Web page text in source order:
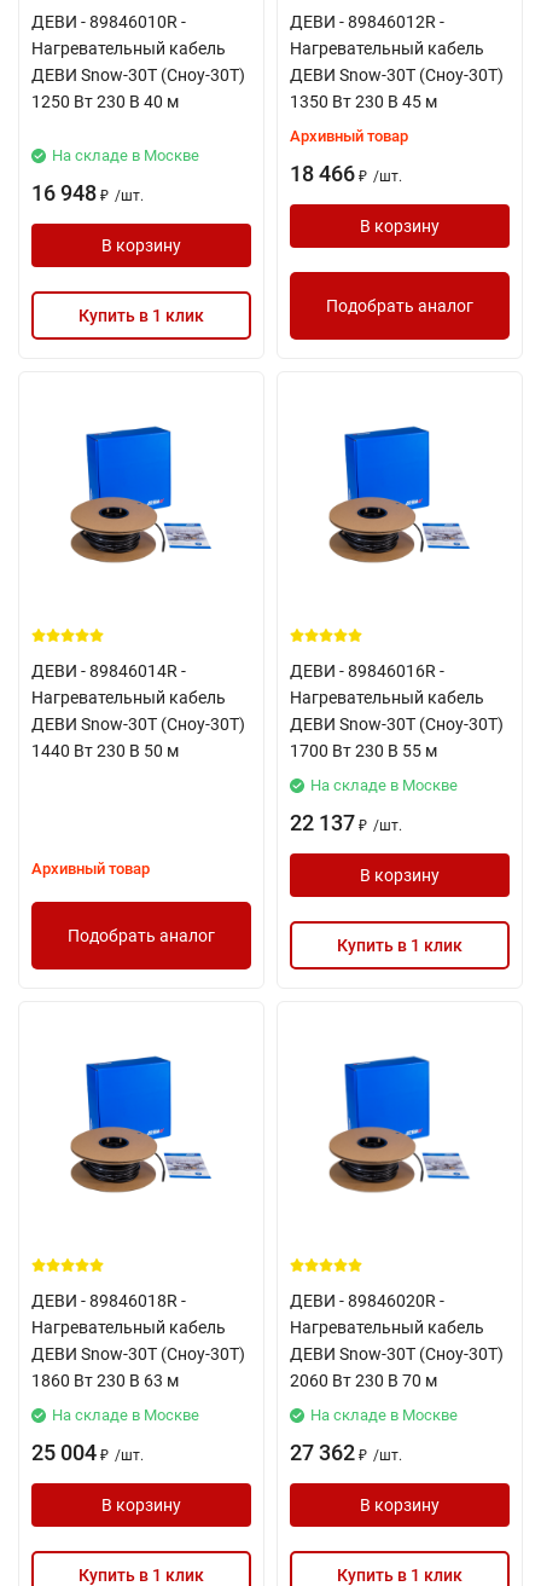
ДЕВИ - 89846010R -
Нагревательный кабель
ДЕВИ Snow-30T (Сноу-30Т)
1250 Вт 230 В 40 м
На складе в Москве
16 948 ₽ /шт.
В корзину
Купить в 1 клик
ДЕВИ - 89846012R -
Нагревательный кабель
ДЕВИ Snow-30T (Сноу-30Т)
1350 Вт 230 В 45 м
Архивный товар
18 466 ₽ /шт.
В корзину
Подобрать аналог
ДЕВИ - 89846014R -
Нагревательный кабель
ДЕВИ Snow-30T (Сноу-30Т)
1440 Вт 230 В 50 м
Архивный товар
Подобрать аналог
ДЕВИ - 89846016R -
Нагревательный кабель
ДЕВИ Snow-30T (Сноу-30Т)
1700 Вт 230 В 55 м
На складе в Москве
22 137 ₽ /шт.
В корзину
Купить в 1 клик
ДЕВИ - 89846018R -
Нагревательный кабель
ДЕВИ Snow-30T (Сноу-30Т)
1860 Вт 230 В 63 м
На складе в Москве
25 004 ₽ /шт.
В корзину
Купить в 1 клик
ДЕВИ - 89846020R -
Нагревательный кабель
ДЕВИ Snow-30T (Сноу-30Т)
2060 Вт 230 В 70 м
На складе в Москве
27 362 ₽ /шт.
В корзину
Купить в 1 клик